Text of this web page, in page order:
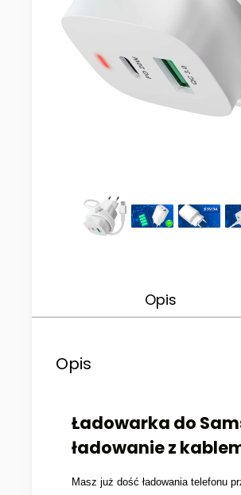
Opis
Opis
Ładowarka do
ładowanie z
Masz już dość ładowania telefonu